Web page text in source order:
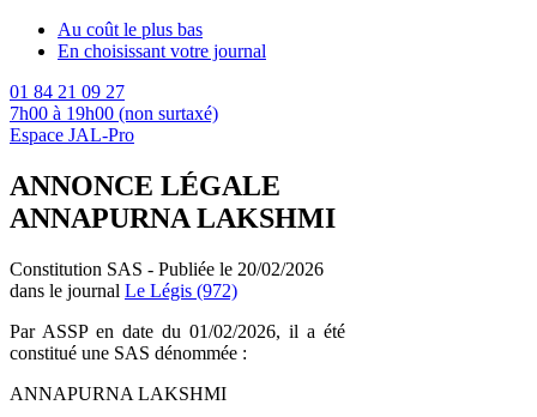
Au coût le plus bas
En choisissant votre journal
01 84 21 09 27
7h00 à 19h00 (non surtaxé)
Espace JAL-Pro
ANNONCE LÉGALE
ANNAPURNA LAKSHMI
Constitution SAS - Publiée le 20/02/2026
dans le journal Le Légis (972)
Par ASSP en date du 01/02/2026, il a été
constitué une SAS dénommée :
ANNAPURNA LAKSHMI